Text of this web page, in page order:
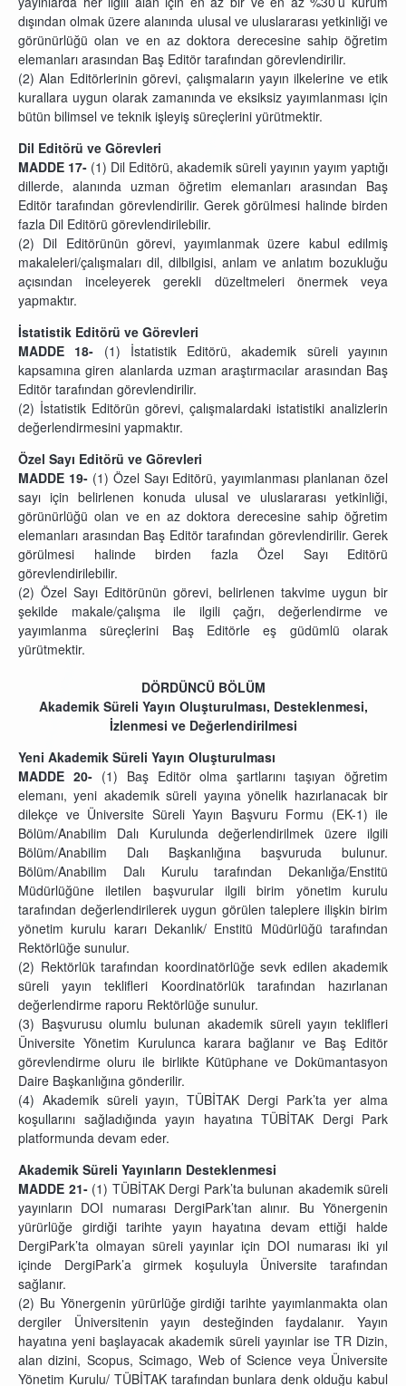
dışından olmak üzere alanında ulusal ve uluslararası yetkinliği ve
görünürlüğü olan ve en az doktora derecesine sahip öğretim
elemanları arasından Baş Editör tarafından görevlendirilir.
(2) Alan Editörlerinin görevi, çalışmaların yayın ilkelerine ve etik
kurallara uygun olarak zamanında ve eksiksiz yayımlanması için
bütün bilimsel ve teknik işleyiş süreçlerini yürütmektir.
Dil Editörü ve Görevleri
MADDE 17- (1) Dil Editörü, akademik süreli yayının yayım yaptığı
dillerde, alanında uzman öğretim elemanları arasından Baş
Editör tarafından görevlendirilir. Gerek görülmesi halinde birden
fazla Dil Editörü görevlendirilebilir.
(2) Dil Editörünün görevi, yayımlanmak üzere kabul edilmiş
makaleleri/çalışmaları dil, dilbilgisi, anlam ve anlatım bozukluğu
açısından inceleyerek gerekli düzeltmeleri önermek veya
yapmaktır.
İstatistik Editörü ve Görevleri
MADDE 18- (1)
İstatistik Editörü, akademik süreli yayının
kapsamına giren alanlarda uzman araştırmacılar arasından Baş
Editör tarafından görevlendirilir.
(2) İstatistik Editörün görevi, çalışmalardaki istatistiki analizlerin
değerlendirmesini yapmaktır.
Özel Sayı Editörü ve Görevleri
MADDE 19- (1) Özel Sayı Editörü, yayımlanması planlanan özel
sayı için belirlenen konuda ulusal ve uluslararası yetkinliği,
görünürlüğü olan ve en az doktora derecesine sahip öğretim
elemanları arasından Baş Editör tarafından görevlendirilir. Gerek
görülmesi halinde birden fazla Özel Sayı Editörü
görevlendirilebilir.
(2) Özel Sayı Editörünün görevi, belirlenen takvime uygun bir
şekilde makale/çalışma ile ilgili çağrı, değerlendirme ve
yayımlanma süreçlerini Baş Editörle eş güdümlü olarak
yürütmektir.
DÖRDÜNCÜ BÖLÜM
Akademik Süreli Yayın Oluşturulması, Desteklenmesi,
İzlenmesi ve Değerlendirilmesi
Yeni Akademik Süreli Yayın Oluşturulması
MADDE 20- (1) Baş Editör olma şartlarını taşıyan öğretim
elemanı, yeni akademik süreli yayına yönelik hazırlanacak bir
dilekçe ve Üniversite Süreli Yayın Başvuru Formu (EK-1) ile
Bölüm/Anabilim Dalı Kurulunda değerlendirilmek üzere ilgili
Bölüm/Anabilim Dalı Başkanlığına başvuruda bulunur.
Bölüm/Anabilim Dalı Kurulu tarafından Dekanlığa/Enstitü
Müdürlüğüne iletilen başvurular ilgili birim yönetim kurulu
tarafından değerlendirilerek uygun görülen taleplere ilişkin birim
yönetim kurulu kararı Dekanlık/ Enstitü Müdürlüğü tarafından
Rektörlüğe sunulur.
(2) Rektörlük tarafından koordinatörlüğe sevk edilen akademik
süreli yayın teklifleri Koordinatörlük tarafından hazırlanan
değerlendirme raporu Rektörlüğe sunulur.
(3) Başvurusu olumlu bulunan akademik süreli yayın teklifleri
Üniversite Yönetim Kurulunca karara bağlanır ve Baş Editör
görevlendirme oluru ile birlikte Kütüphane ve Dokümantasyon
Daire Başkanlığına gönderilir.
(4) Akademik süreli yayın, TÜBİTAK Dergi Park’ta yer alma
koşullarını sağladığında yayın hayatına TÜBİTAK Dergi Park
platformunda devam eder.
Akademik Süreli Yayınların Desteklenmesi
MADDE 21-(1) TÜBİTAK Dergi Park’ta bulunan akademik süreli
yayınların DOI numarası DergiPark’tan alınır. Bu Yönergenin
yürürlüğe girdiği tarihte yayın hayatına devam ettiği halde
DergiPark’ta olmayan süreli yayınlar için DOI numarası iki yıl
içinde DergiPark’a girmek koşuluyla Üniversite tarafından
sağlanır.
(2) Bu Yönergenin yürürlüğe girdiği tarihte yayımlanmakta olan
dergiler Üniversitenin yayın desteğinden faydalanır. Yayın
hayatına yeni başlayacak akademik süreli yayınlar ise TR Dizin,
alan dizini, Scopus, Scimago, Web of Science veya Üniversite
Yönetim Kurulu/ TÜBİTAK tarafından bunlara denk olduğu kabul